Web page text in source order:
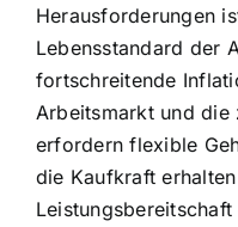
Herausforderungen
Lebensstandard der
fortschreitende
Arbeitsmarkt und die
erfordern flexible
die Kaufkraft